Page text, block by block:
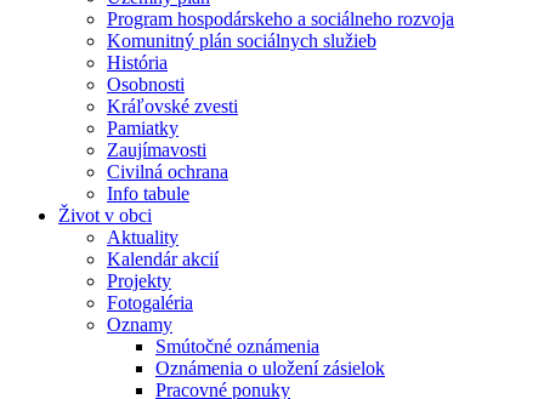
Program hospodárskeho a sociálneho rozvoja
Komunitný plán sociálnych služieb
História
Osobnosti
Kráľovské zvesti
Pamiatky
Zaujímavosti
Civilná ochrana
Info tabule
Život v obci
Aktuality
Kalendár akcií
Projekty
Fotogaléria
Oznamy
Smútočné oznámenia
Oznámenia o uložení zásielok
Pracovné ponuky